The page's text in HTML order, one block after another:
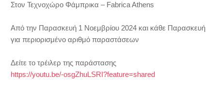
Στον Τεχνοχώρο Φάμπρικα – Fabrica Athens
Από την Παρασκευή 1 Νοεμβρίου 2024 και κάθε Παρασκευή
για περιορισμένο αριθμό παραστάσεων
Δείτε το τρέιλερ της παράστασης
https://youtu.be/-osgZhuLSRI?feature=shared